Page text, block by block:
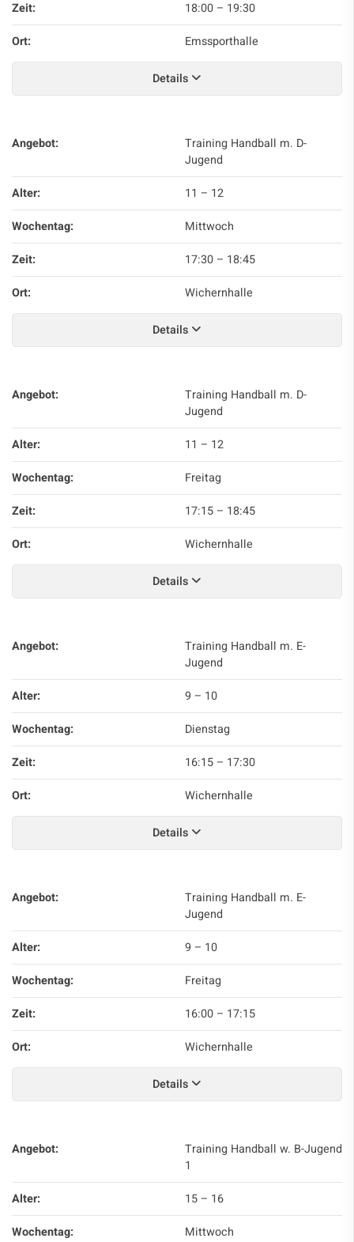
Zeit: 18:00 – 19:30
Ort:
Emssporthalle
Details
Angebot:
Training Handball m. D-
Jugend
Alter:
11 – 12
Wochentag:
Mittwoch
Zeit:
17:30 – 18:45
Ort:
Wichernhalle
Details
Angebot:
Training Handball m. D-
Jugend
Alter:
11 – 12
Wochentag:
Freitag
Zeit:
17:15 – 18:45
Ort:
Wichernhalle
Details
Angebot:
Training Handball m. E-
Jugend
Alter:
9 – 10
Wochentag:
Dienstag
Zeit:
16:15 – 17:30
Ort:
Wichernhalle
Details
Angebot:
Training Handball m. E-
Jugend
Alter:
9 – 10
Wochentag:
Freitag
Zeit:
16:00 – 17:15
Ort:
Wichernhalle
Details
Angebot:
Training Handball w. B-Jugend
1
Alter:
15 – 16
Wochentag:
Mittwoch